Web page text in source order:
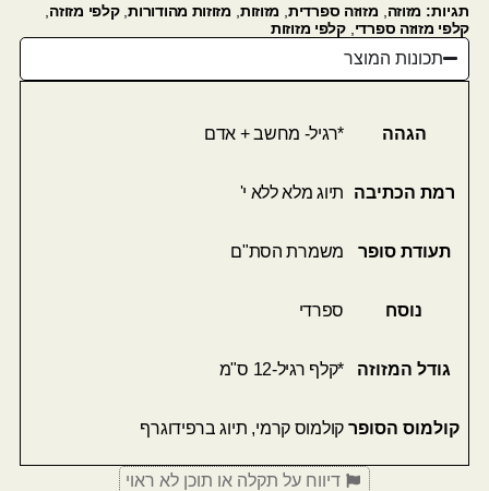
תגיות: מזוזה מזוזה ספרדית, מזוזות מזוזות מהודורות,קלפי מזוזה
קלפי מזוזה ספרדי ,קלפי מזוזות
תכונות המוצר
הגהה *רגיל- מחשב + אדם
רמת הכתיבה תיוג מלא ללא י'
תעודת סופר משמרת הסת"ם
נוסח ספרדי
גודל המזוזה *קלף רגיל-12 ס"מ
קולמוס הסופר קולמוס קרמי, תיוג ברפידוגרף
דיווח על תקלה או תוכן לא ראוי